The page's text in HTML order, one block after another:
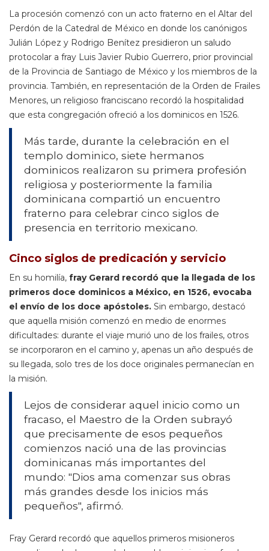
La procesión comenzó con un acto fraterno en el Altar del
Perdón de la Catedral de México en donde los canónigos
Julián López y Rodrigo Benítez presidieron un saludo
protocolar a fray Luis Javier Rubio Guerrero, prior provincial
de la Provincia de Santiago de México y los miembros de la
provincia. También, en representación de la Orden de Frailes
Menores, un religioso franciscano recordó la hospitalidad
que esta congregación ofreció a los dominicos en 1526.
Más tarde, durante la celebración en el
templo dominico, siete hermanos
dominicos realizaron su primera profesión
religiosa y posteriormente la familia
dominicana compartió un encuentro
fraterno para celebrar cinco siglos de
presencia en territorio mexicano.
Cinco siglos de predicación y servicio
En su homilía, fray Gerard recordó que la llegada de los
primeros doce dominicos a México, en 1526, evocaba
el envío de los doce apóstoles. Sin embargo, destacó
que aquella misión comenzó en medio de enormes
dificultades: durante el viaje murió uno de los frailes, otros
se incorporaron en el camino y, apenas un año después de
su llegada, solo tres de los doce originales permanecían en
la misión.
Lejos de considerar aquel inicio como un
fracaso, el Maestro de la Orden subrayó
que precisamente de esos pequeños
comienzos nació una de las provincias
dominicanas más importantes del
mundo: "Dios ama comenzar sus obras
más grandes desde los inicios más
pequeños", afirmó.
Fray Gerard recordó que aquellos primeros misioneros